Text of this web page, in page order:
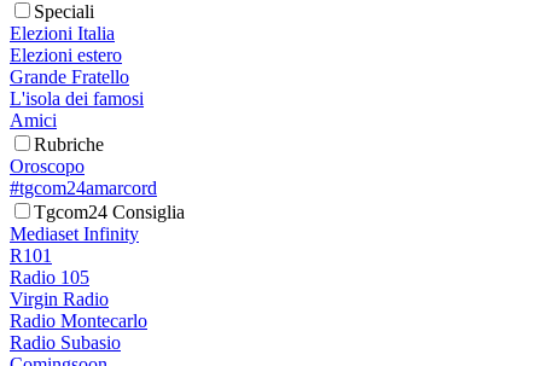
Speciali
Elezioni Italia
Elezioni estero
Grande Fratello
L'isola dei famosi
Amici
Rubriche
Oroscopo
#tgcom24amarcord
Tgcom24 Consiglia
Mediaset Infinity
R101
Radio 105
Virgin Radio
Radio Montecarlo
Radio Subasio